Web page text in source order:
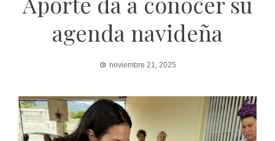
agenda navideña
noviembre 21, 2025